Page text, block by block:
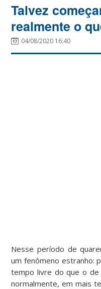
Talvez
realmente o
04/08/2020 16:40
Nesse período de
um fenômeno estranho:
tempo livre do que o de
normalmente, em mais